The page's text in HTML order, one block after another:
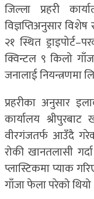
जिल्ला प्रहरी
विज्ञप्तिअनुसार
२१ स्थित
क्विन्टल ९ किलो
जनालाई नियन्त्रणमा
प्रहरीका अनुसार
कार्यालय
वीरगंजतर्फ आउँदै
रोकी खानतलासी
प्लास्टिकमा प्याक
गाँजा फेला परेको थियो